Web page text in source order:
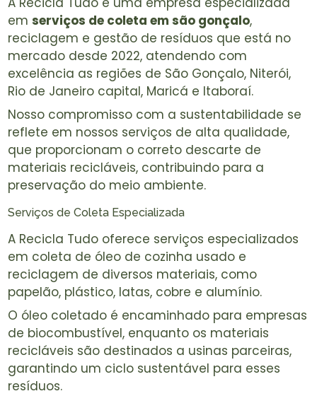
emserviços de coleta em são gonçalo,
reciclagem e gestão de resíduos que está no
mercado desde 2022, atendendo com
excelência as regiões de São Gonçalo, Niterói,
Rio de Janeiro capital, Maricá e Itaboraí.
Nosso compromisso com a sustentabilidade se
reflete em nossos serviços de alta qualidade,
que proporcionam o correto descarte de
materiais recicláveis, contribuindo para a
preservação do meio ambiente.
Serviços de Coleta Especializada
A Recicla Tudo oferece serviços especializados
em coleta de óleo de cozinha usado e
reciclagem de diversos materiais, como
papelão, plástico, latas, cobre e alumínio.
O óleo coletado é encaminhado para empresas
de biocombustível, enquanto os materiais
recicláveis são destinados a usinas parceiras,
garantindo um ciclo sustentável para esses
resíduos.